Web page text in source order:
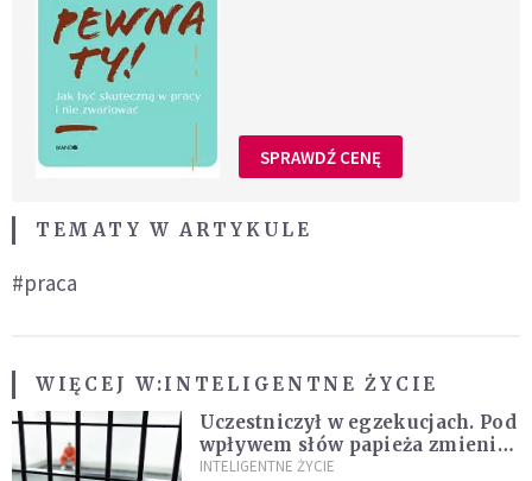
SPRAWDŹ CENĘ
TEMATY W ARTYKULE
#praca
WIĘCEJ W:INTELIGENTNE ŻYCIE
Uczestniczył w egzekucjach. Pod
wpływem słów papieża zmienił
zdanie
INTELIGENTNE ŻYCIE